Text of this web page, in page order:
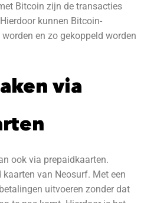
Bitcoin zijn de transacties
kunnen Bitcoin-
en zo gekoppeld worden
via
ook via prepaidkaarten.
van Neosurf. Met een
uitvoeren zonder dat